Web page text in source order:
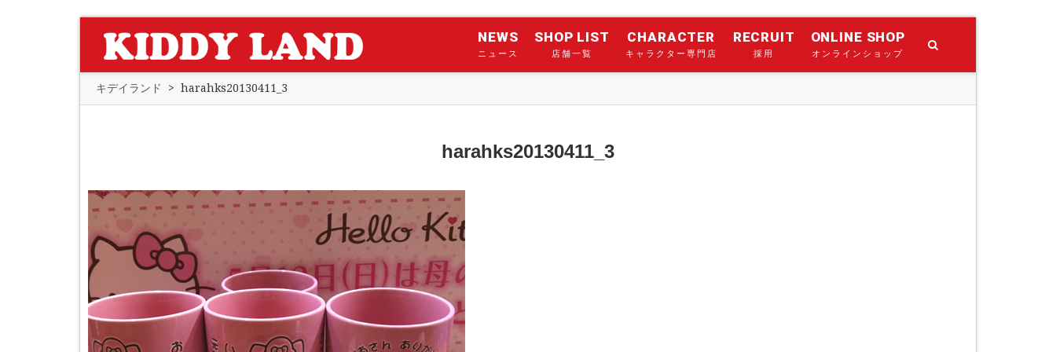
NEWS
ニュース
SHOP LIST
店舗一覧
CHARACTER
キャラクター専門店
RECRUIT
採用
ONLINE SHOP
オンラインショップ
キデイランド > harahks20130411_3
harahks20130411_3